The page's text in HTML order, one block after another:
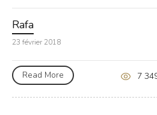
Rafa
23 février 2018
Read More 7